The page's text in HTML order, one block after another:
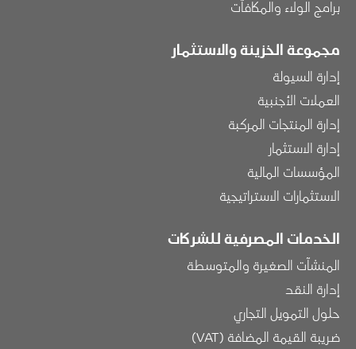
برامج الولاء والمكافآت
مجموعة الخزينة والاستثمار
إدارة السيولة
العملات الأجنبية
إدارة المنتجات المركبة
إدارة الاستثمار
المؤسسات المالية
الاستثمارات الاستراتيجية
الخدمات المصرفية للشركات
المنشآت الصغيرة والمتوسطة
إدارة النقد
حلول التمويل التجاري
ضريبة القيمة المضافة (VAT)